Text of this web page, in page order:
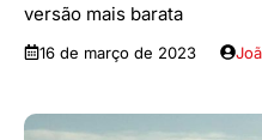
versão mais barata
16 de março de 2023